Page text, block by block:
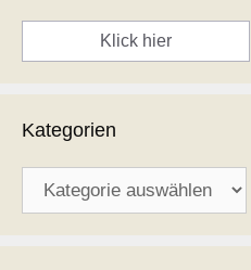
Klick hier
Kategorien
Kategorien